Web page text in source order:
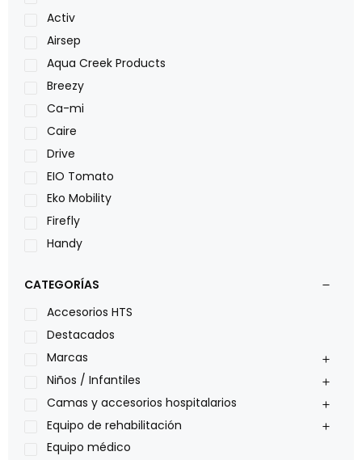
Activ
Airsep
Aqua Creek Products
Breezy
Ca-mi
Caire
Drive
EIO Tomato
Eko Mobility
Firefly
Handy
Leggero
Lumex
Medical Store
Nidek
Oxiplus
Philips
Pride
Roho
CATEGORÍAS
Accesorios HTS
Destacados
Marcas
Niños / Infantiles
Camas y accesorios hospitalarios
Equipo de rehabilitación
Equipo médico